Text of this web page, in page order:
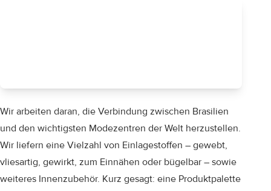
Wir arbeiten daran, die Verbindung zwischen Brasilien
und den wichtigsten Modezentren der Welt herzustellen.
Wir liefern eine Vielzahl von Einlagestoffen – gewebt,
vliesartig, gewirkt, zum Einnähen oder bügelbar – sowie
weiteres Innenzubehör. Kurz gesagt: eine Produktpalette